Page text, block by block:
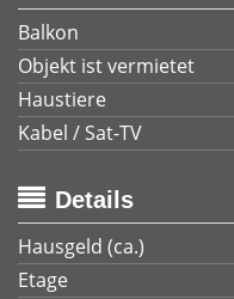
Balkon
Objekt ist vermietet
Haustiere
Kabel / Sat-TV
Details
Hausgeld (ca.)
Etage